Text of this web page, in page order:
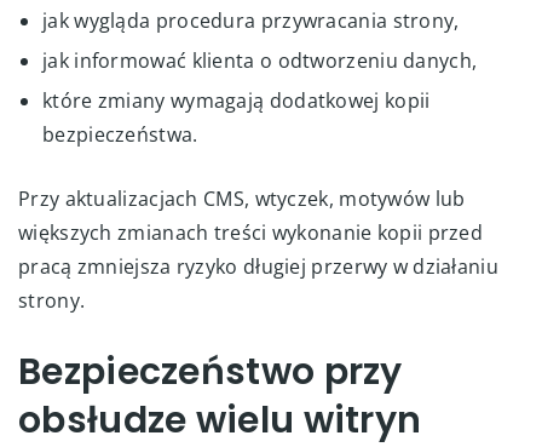
jak wygląda procedura przywracania strony,
jak informować klienta o odtworzeniu danych,
które zmiany wymagają dodatkowej kopii
bezpieczeństwa.
Przy aktualizacjach CMS, wtyczek, motywów lub
większych zmianach treści wykonanie kopii przed
pracą zmniejsza ryzyko długiej przerwy w działaniu
strony.
Bezpieczeństwo przy
obsłudze wielu witryn